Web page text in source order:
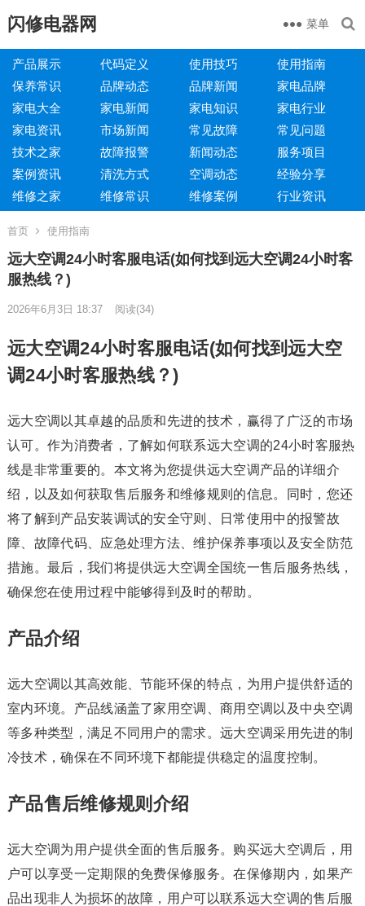
闪修电器网 菜单
产品展示 代码定义 使用技巧
使用指南
保养常识
品牌动态 品牌新闻
家电品牌
家电大全
家电新闻 家电知识
家电行业
家电资讯
市场新闻 常见故障
常见问题
技术之家
故障报警 新闻动态
服务项目
案例资讯
清洗方式 空调动态
经验分享
维修之家
维修常识 维修案例 行业资讯
首页 使用指南
远大空调24小时客服电话(如何找到远大空调24小时客
服热线？)
2026年6月3日 18:37 阅读(34)
远大空调24小时客服电话(如何找到远大空
调24小时客服热线？)
远大空调以其卓越的品质和先进的技术，赢得了广泛的市场
认可。作为消费者，了解如何联系远大空调的24小时客服热
线是非常重要的。本文将为您提供远大空调产品的详细介
绍，以及如何获取售后服务和维修规则的信息。同时，您还
将了解到产品安装调试的安全守则、日常使用中的报警故
障、故障代码、应急处理方法、维护保养事项以及安全防范
措施。最后，我们将提供远大空调全国统一售后服务热线，
确保您在使用过程中能够得到及时的帮助。
产品介绍
远大空调以其高效能、节能环保的特点，为用户提供舒适的
室内环境。产品线涵盖了家用空调、商用空调以及中央空调
等多种类型，满足不同用户的需求。远大空调采用先进的制
冷技术，确保在不同环境下都能提供稳定的温度控制。
产品售后维修规则介绍
远大空调为用户提供全面的售后服务。购买远大空调后，用
户可以享受一定期限的免费保修服务。在保修期内，如果产
品出现非人为损坏的故障，用户可以联系远大空调的售后服